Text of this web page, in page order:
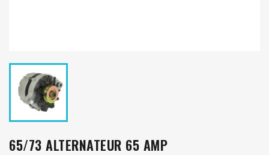
65/73 ALTERNATEUR 65 AMP